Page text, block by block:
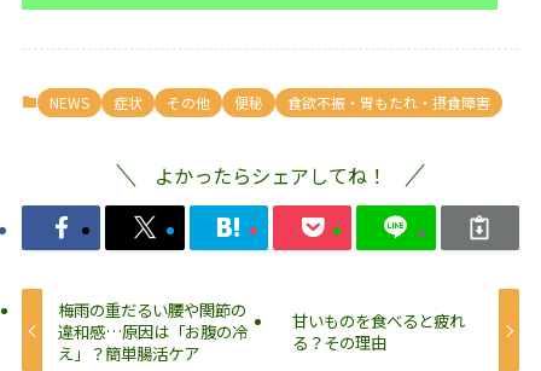
NEWS 症状 その他 便秘 食欲不振・胃もたれ・摂食障害
よかったらシェアしてね！
梅雨の重だるい腰や関節の
違和感…原因は「お腹の冷
え」？簡単腸活ケア
甘いものを食べると疲れ
る？その理由